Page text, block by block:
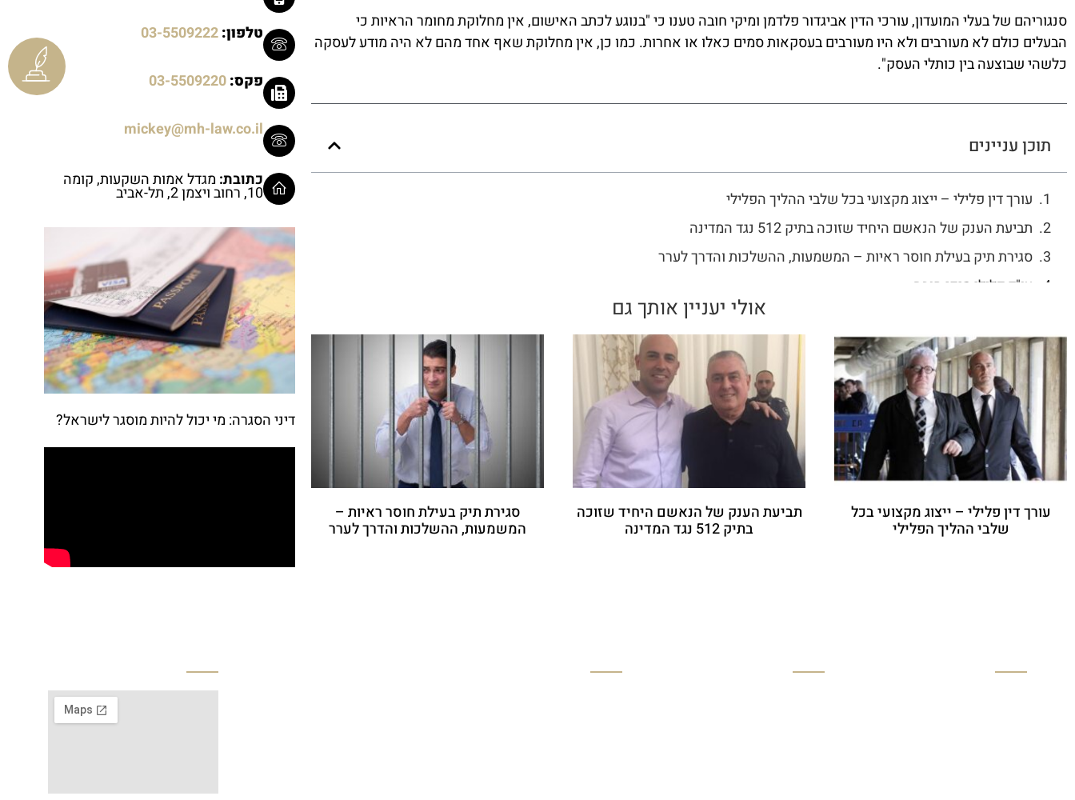
סנגוריהם של בעלי המועדון, עורכי הדין אביגדור פלדמן ומיקי חובה טענו כי "בנוגע לכתב האישום, אין מחלוקת מחומר הראיות כי
הבעלים כולם לא מעורבים ולא היו מעורבים בעסקאות סמים כאלו או אחרות. כמו כן, אין מחלוקת שאף אחד מהם לא היה מודע לעסקה
כלשהי שבוצעה בין כותלי העסק".
תוכן עניינים
עורך דין פלילי – ייצוג מקצועי בכל שלבי ההליך הפלילי
תביעת הענק של הנאשם היחיד שזוכה בתיק 512 נגד המדינה
סגירת תיק בעילת חוסר ראיות – המשמעות, ההשלכות והדרך לערר
עו"ד פלילי מיקי חובה
אולי יעניין אותך גם
עורך דין פלילי – ייצוג מקצועי בכל
שלבי ההליך הפלילי
תביעת הענק של הנאשם היחיד שזוכה
בתיק 512 נגד המדינה
סגירת תיק בעילת חוסר ראיות –
המשמעות, ההשלכות והדרך לערר
טלפון:
פקס:
mickey@mh-law.co.il
כתובת: מגדל אמות השקעות, קומה
10, רחוב ויצמן 2, תל-אביב
דיני הסגרה: מי יכול להיות מוסגר לישראל?